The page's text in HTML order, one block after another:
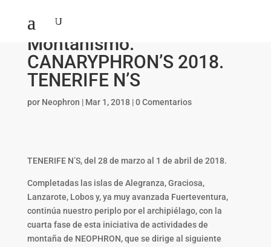
Montañismo.
CANARYPHRON’S 2018.
TENERIFE N’S
por Neophron | Mar 1, 2018|0 Comentarios
TENERIFE N’S, del 28 de marzo al 1 de abril de 2018.
Completadas las islas de Alegranza, Graciosa,
Lanzarote, Lobos y, ya muy avanzada Fuerteventura,
continúa nuestro periplo por el archipiélago, con la
cuarta fase de esta iniciativa de actividades de
montaña de NEOPHRON, que se dirige al siguiente